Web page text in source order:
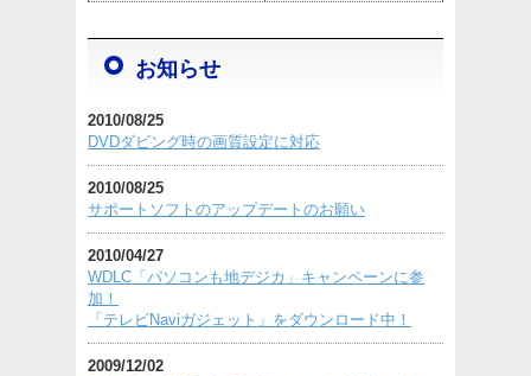
お知らせ
2010/08/25
DVDダビング時の画質設定に対応
2010/08/25
サポートソフトのアップデートのお願い
2010/04/27
WDLC「パソコンも地デジカ」キャンペーンに参
加！
「テレビNaviガジェット」をダウンロード中！
2009/12/02